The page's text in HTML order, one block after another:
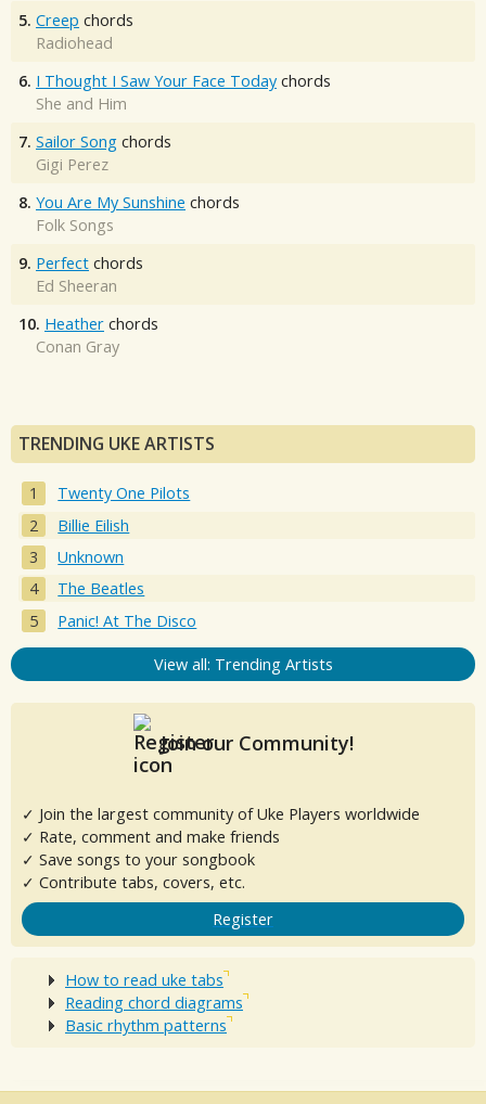
5. Creep chords
Radiohead
6. I Thought I Saw Your Face Today chords
She and Him
7. Sailor Song chords
Gigi Perez
8. You Are My Sunshine chords
Folk Songs
9. Perfect chords
Ed Sheeran
10. Heather chords
Conan Gray
TRENDING UKE ARTISTS
Twenty One Pilots
Billie Eilish
Unknown
The Beatles
Panic! At The Disco
View all: Trending Artists
Join our Community!
✓ Join the largest community of Uke Players worldwide
✓ Rate, comment and make friends
✓ Save songs to your songbook
✓ Contribute tabs, covers, etc.
Register
How to read uke tabs
Reading chord diagrams
Basic rhythm patterns